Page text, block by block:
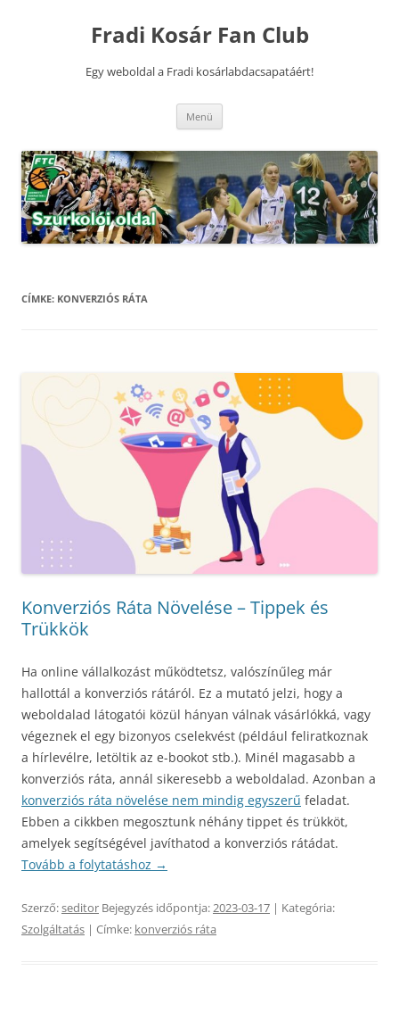
Fradi Kosár Fan Club
Egy weboldal a Fradi kosárlabdacsapatáért!
Menü
CÍMKE: KONVERZIÓS RÁTA
Konverziós Ráta Növelése – Tippek és
Trükkök
Ha online vállalkozást működtetsz, valószínűleg már
hallottál a konverziós rátáról. Ez a mutató jelzi, hogy a
weboldalad látogatói közül hányan válnak vásárlókká, vagy
végeznek el egy bizonyos cselekvést (például feliratkoznak
a hírlevélre, letöltik az e-bookot stb.). Minél magasabb a
konverziós ráta, annál sikeresebb a weboldalad. Azonban a
konverziós ráta növelése nem mindig egyszerű feladat.
Ebben a cikkben megosztunk néhány tippet és trükköt,
amelyek segítségével javíthatod a konverziós rátádat.
Tovább a folytatáshoz →
Szerző:seditor Bejegyzés időpontja:2023-03-17 | Kategória:
Szolgáltatás | Címke: konverziós ráta